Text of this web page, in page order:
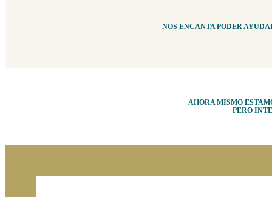
NOS ENCANTA PODER
AHORA MISMO
PERO